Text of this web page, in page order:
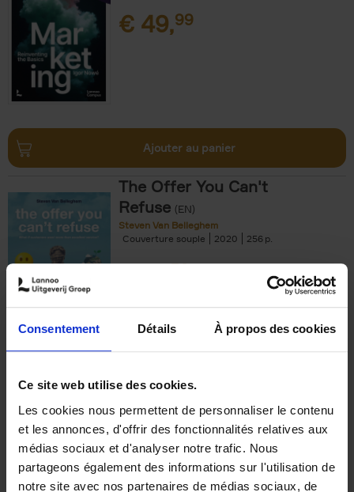
Consentement Détails À propos des cookies
Ce site web utilise des cookies.
Les cookies nous permettent de personnaliser le contenu
et les annonces, d'offrir des fonctionnalités relatives aux
médias sociaux et d'analyser notre trafic. Nous
partageons également des informations sur l'utilisation de
notre site avec nos partenaires de médias sociaux, de
€ 49,99
Ajouter au panier
The Offer You Can't
Refuse (EN)
Steven Van Belleghem
Couverture souple
2020 256
€37,50
Building Bonds = Building
Business
Jochen Roef Jozefien De Feyter
Carolien Boom
Couverture souple
2025 200